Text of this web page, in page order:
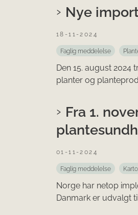
Nye
18-11-2024
Faglig meddelelse
Den 15. august
planter og
Fra 1.
01-11-2024
Faglig meddelelse
Norge har netop
Danmark er udvalgt